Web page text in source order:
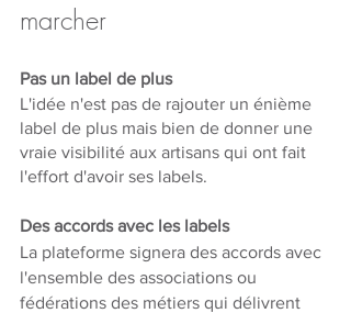
marcher
Pas un label de plus
L'idée n'est pas de rajouter un énième
label de plus mais bien de donner une
vraie visibilité aux artisans qui ont fait
l'effort d'avoir ses labels.
Des accords avec les labels
La plateforme signera des accords avec
l'ensemble des associations ou
fédérations des métiers qui délivrent